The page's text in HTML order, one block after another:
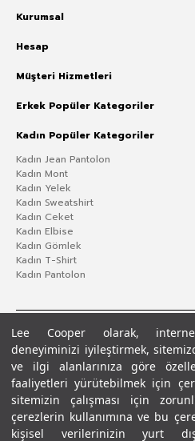
Lee Cooper olarak,
deneyiminizi iyileştirmek,
ve ilgi alanlarınıza göre
faaliyetleri yürütebilmek için
sitemizin çalışması için
çerezlerin kullanımına ve bu
kişisel verilerinizin yurt
Kurumsal
Hesap
Müşteri Hizmetleri
Erkek Popüler Kategoriler
Kadın Popüler Kategoriler
Kadın Jean Pantolon
Kadın Mont
Kadın Yelek
Kadın Sweatshirt
Kadın Ceket
Kadın Elbise
Kadın Gömlek
Kadın T-Shirt
Kadın Pantolon
Gizlilik PolitikasıÇerez Politikası KVKK
© 2026 Leecooper -